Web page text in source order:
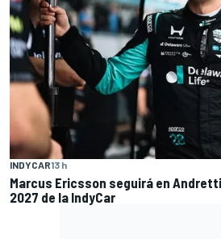
INDYCAR13 h
Marcus Ericsson seguirá en
2027 de la IndyCar